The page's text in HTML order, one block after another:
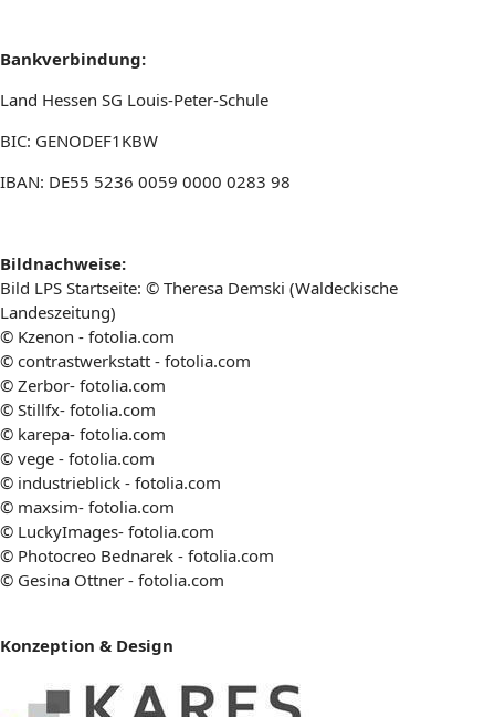
Bankverbindung:
Land Hessen SG Louis-Peter-Schule
BIC: GENODEF1KBW
IBAN: DE55 5236 0059 0000 0283 98
Bildnachweise:
Bild LPS Startseite: © Theresa Demski (Waldeckische
Landeszeitung)
© Kzenon - fotolia.com
© contrastwerkstatt - fotolia.com
© Zerbor- fotolia.com
© Stillfx- fotolia.com
© karepa- fotolia.com
© vege - fotolia.com
© industrieblick - fotolia.com
© maxsim- fotolia.com
© LuckyImages- fotolia.com
© Photocreo Bednarek - fotolia.com
© Gesina Ottner - fotolia.com
Konzeption & Design